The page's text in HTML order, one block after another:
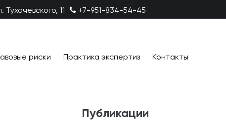
11 +7-951-834-54-45
риски Практика экспертиз Контакты
Публикации